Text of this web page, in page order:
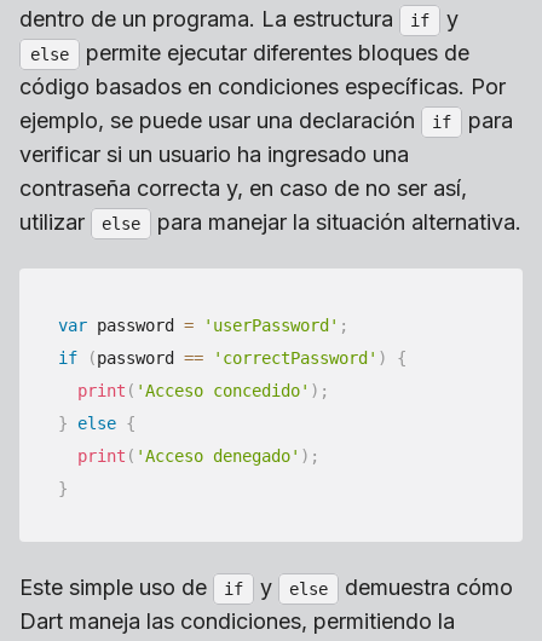
dentro de un programa. La estructura
if y
else
permite ejecutar diferentes bloques de
código basados en condiciones específicas. Por
ejemplo, se puede usar una declaración
if
para
verificar si un usuario ha ingresado una
contraseña correcta y, en caso de no ser así,
utilizar
else para manejar la situación alternativa.
var password = 'userPassword' ;
if
(password == 'correctPassword' )
{
print ( 'Acceso concedido' ) ;
}
else {
print ( 'Acceso denegado' ) ;
}
Este simple uso de if y else
demuestra cómo
Dart maneja las condiciones, permitiendo la